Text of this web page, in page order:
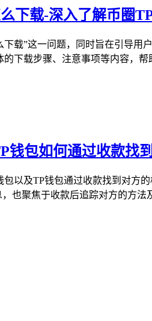
下载-深入了解币圈
下载”这一问题，同时旨在引导
的下载步骤、注意事项等内容，
钱包如何通过收款找
包以及TP钱包通过收款找到对方
也聚焦于收款后追踪对方的方